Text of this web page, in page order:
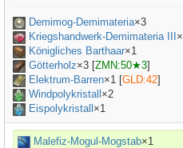
Demimog-Demimateria×3
Kriegshandwerk-Demimateria III ×
Königliches Barthaar×1
Götterholz×3 [ZMN:50★3]
Elektrum-Barren×1 [GLD:42]
Windpolykristall ×2
Eispolykristall ×1
Malefiz-Mogul-Mogstab×1